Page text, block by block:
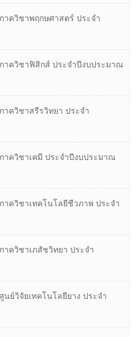
าควิชาพฤกษศาสตร์ ประจํา
ภาควิชาฟิสิกส์ ประจําปีงบประมาณ
าควิชาสรีรวิทยา ประจํา
าควิชาเคมี ประจําปีงบประมาณ
าควิชาเทคโนโลยีชีวภาพ ประจํา
าควิชาเภสัชวิทยา ประจํา
นย์วิจัยเทคโนโลยียาง ประจํา